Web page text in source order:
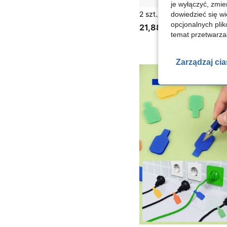
21,88zł
je wyłączyć,
dowiedzieć się
opcjonalnych
temat
Zarządzaj